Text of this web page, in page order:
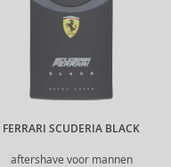
FERRARI SCUDERIA BLACK
aftershave voor mannen